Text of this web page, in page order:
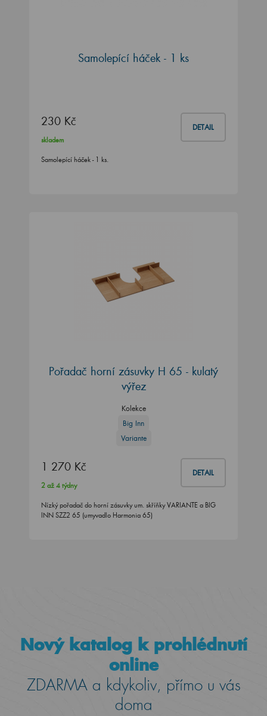
Samolepící háček - 1 ks
230 Kč DETAIL
skladem
Samolepící háček - 1 ks.
Pořadač horní zásuvky H 65 - kulatý
výřez
Kolekce
Big Inn
Variante
1 270 Kč DETAIL
2 až 4 týdny
Nízký pořadač do horní zásuvky um. skříňky VARIANTE a BIG
INN SZZ2 65 (umyvadlo Harmonia 65)
Nový katalog k prohlédnutí
online
ZDARMA a kdykoliv, přímo u vás
doma